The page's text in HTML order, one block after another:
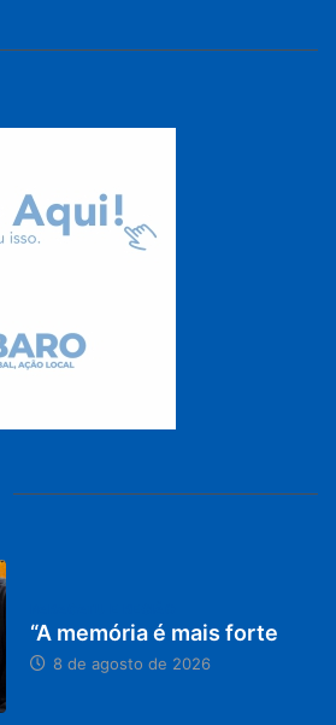
“A memória é mais forte
8 de agosto de 2026